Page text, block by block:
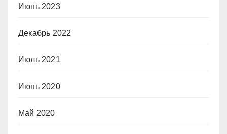
Июнь 2023
Декабрь 2022
Июль 2021
Июнь 2020
Май 2020